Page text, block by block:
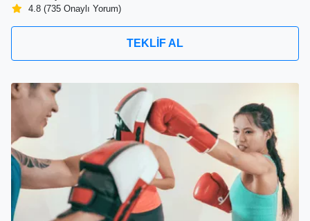
4.8 (735 Onaylı Yorum)
TEKLİF AL